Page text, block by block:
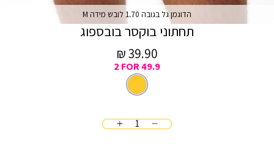
תחתוני בוקסר בובספוג
מחיר
מכירה
39.90 ₪
2 FOR 49.9
הדוגמן גל בגובה 1.70 לובש מידה M